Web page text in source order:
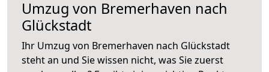
Umzug von Bremerhaven nach
Glückstadt
Ihr Umzug von Bremerhaven nach Glückstadt
steht an und Sie wissen nicht, was Sie zuerst